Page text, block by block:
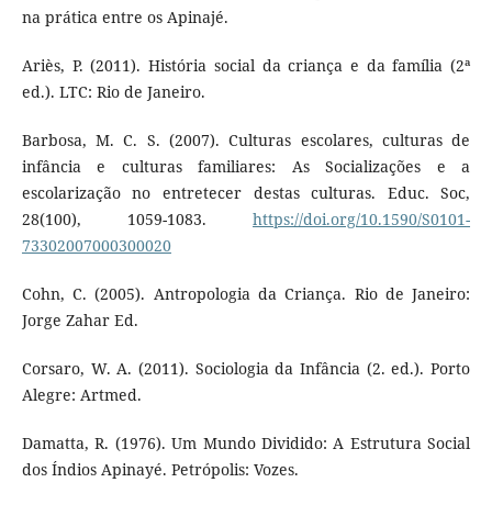
na prática entre os Apinajé.
Ariès, P. (2011). História social da criança e da família (2ª
ed.). LTC: Rio de Janeiro.
Barbosa, M. C. S. (2007). Culturas escolares, culturas de
infância e culturas familiares: As Socializações e a
escolarização no entretecer destas culturas. Educ. Soc,
28(100), 1059-1083.https://doi.org/10.1590/S0101-
73302007000300020
Cohn, C. (2005). Antropologia da Criança. Rio de Janeiro:
Jorge Zahar Ed.
Corsaro, W. A. (2011). Sociologia da Infância (2. ed.). Porto
Alegre: Artmed.
Damatta, R. (1976). Um Mundo Dividido: A Estrutura Social
dos Índios Apinayé. Petrópolis: Vozes.